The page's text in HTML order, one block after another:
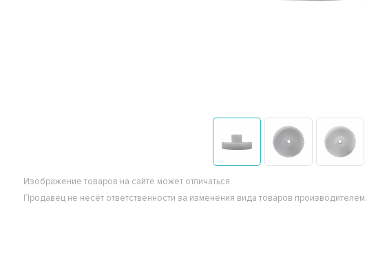
Изображение товаров на сайте может отличаться.
Продавец не несёт ответственности за изменения вида товаров производителем.